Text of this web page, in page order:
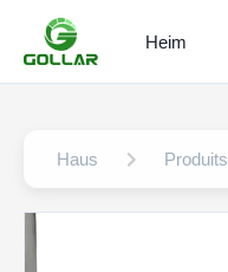
Heim
Haus Produits